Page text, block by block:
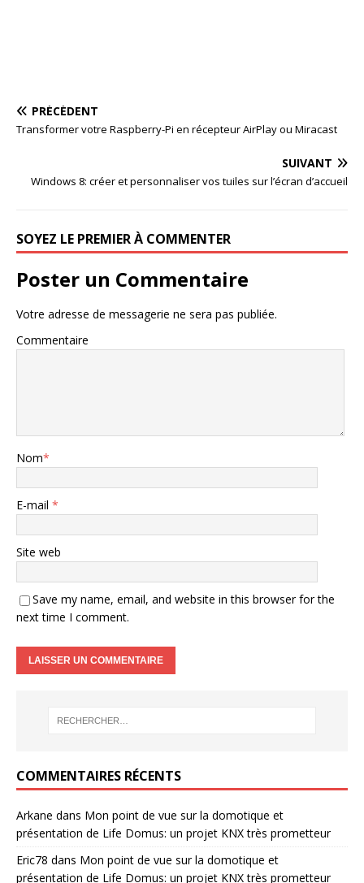
PRÉCÉDENT
Transformer votre Raspberry-Pi en récepteur AirPlay ou Miracast
SUIVANT
Windows 8: créer et personnaliser vos tuiles sur l’écran d’accueil
SOYEZ LE PREMIER À COMMENTER
Poster un Commentaire
Votre adresse de messagerie ne sera pas publiée.
Commentaire
Nom*
E-mail *
Site web
Save my name, email, and website in this browser for the
next time I comment.
COMMENTAIRES RÉCENTS
Arkane dans Mon point de vue sur la domotique et
présentation de Life Domus: un projet KNX très prometteur
Eric78 dans Mon point de vue sur la domotique et
présentation de Life Domus: un projet KNX très prometteur